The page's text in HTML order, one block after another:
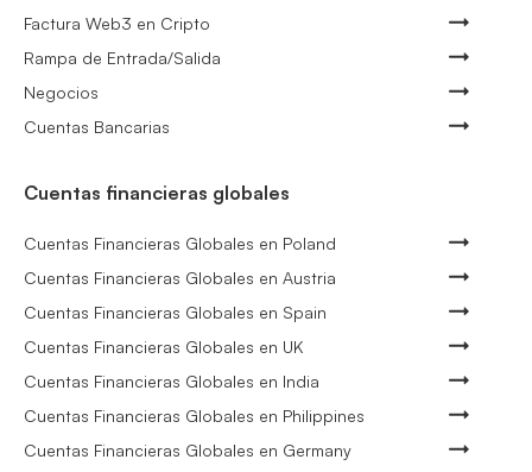
Factura Web3 en Cripto
Rampa de Entrada/Salida
Negocios
Cuentas Bancarias
Cuentas financieras globales
Cuentas Financieras Globales en Poland
Cuentas Financieras Globales en Austria
Cuentas Financieras Globales en Spain
Cuentas Financieras Globales en UK
Cuentas Financieras Globales en India
Cuentas Financieras Globales en Philippines
Cuentas Financieras Globales en Germany